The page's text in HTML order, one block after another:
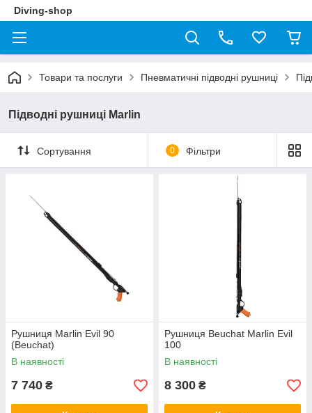
Diving-shop
Товари та послуги Пневматичні підводні рушниці
Підводні рушниці Marlin
Сортування 0 Фільтри
Рушниця Marlin Evil 90
(Beuchat)
В наявності
7 740 ₴
Рушниця Beuchat Marlin Evil
100
В наявності
8 300 ₴